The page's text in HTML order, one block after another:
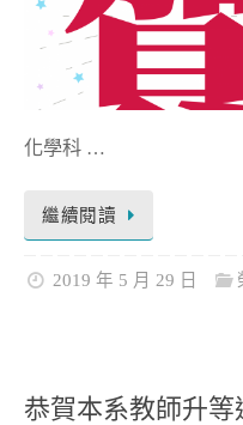
化學科 …
繼續閱讀
2019 年 5 月 29 日
恭賀本系教師升等